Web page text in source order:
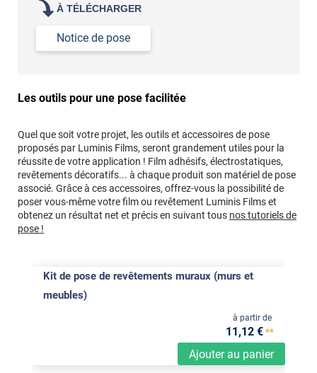
À TÉLÉCHARGER
Notice de pose
Les outils pour une pose facilitée
Quel que soit votre projet, les outils et accessoires de pose
proposés par Luminis Films, seront grandement utiles pour la
réussite de votre application ! Film adhésifs, électrostatiques,
revêtements décoratifs... à chaque produit son matériel de pose
associé. Grâce à ces accessoires, offrez-vous la possibilité de
poser vous-même votre film ou revêtement Luminis Films et
obtenez un résultat net et précis en suivant tous nos tutoriels de
pose !
Kit de pose de revêtements muraux (murs et
meubles)
Ajouter au panier
à partir de
11,12 €**